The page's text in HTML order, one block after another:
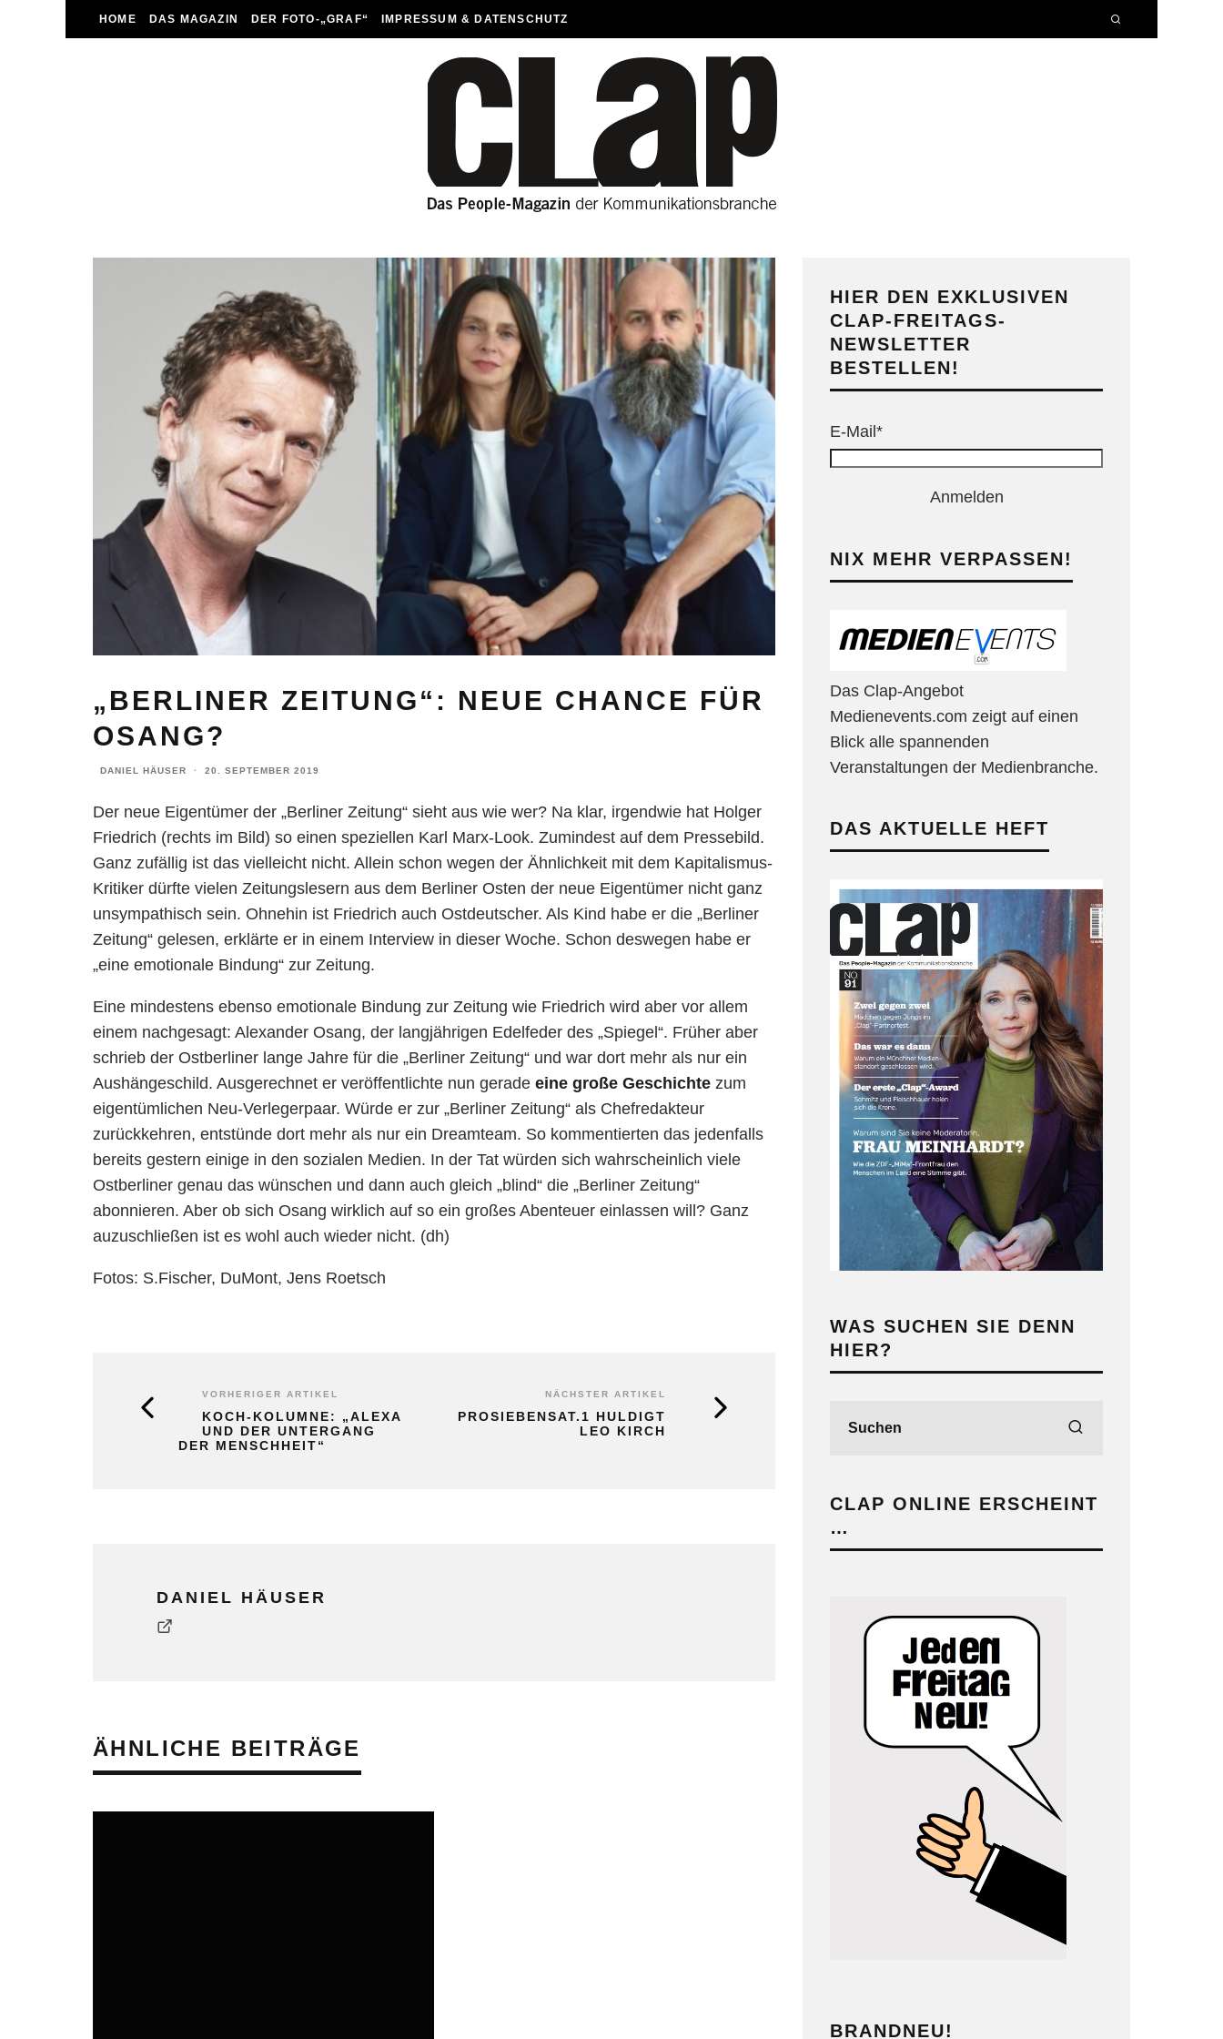
HOME DAS MAGAZIN DER FOTO-„GRAF“ IMPRESSUM & DATENSCHUTZ
„BERLINER ZEITUNG“: NEUE CHANCE FÜR
OSANG?
DANIEL HÄUSER · 20. SEPTEMBER 2019
Der neue Eigentümer der „Berliner Zeitung“ sieht aus wie wer? Na klar, irgendwie hat Holger
Friedrich (rechts im Bild) so einen speziellen Karl Marx-Look. Zumindest auf dem Pressebild.
Ganz zufällig ist das vielleicht nicht. Allein schon wegen der Ähnlichkeit mit dem Kapitalismus-
Kritiker dürfte vielen Zeitungslesern aus dem Berliner Osten der neue Eigentümer nicht ganz
unsympathisch sein. Ohnehin ist Friedrich auch Ostdeutscher. Als Kind habe er die „Berliner
Zeitung“ gelesen, erklärte er in einem Interview in dieser Woche. Schon deswegen habe er
„eine emotionale Bindung“ zur Zeitung.
Eine mindestens ebenso emotionale Bindung zur Zeitung wie Friedrich wird aber vor allem
einem nachgesagt: Alexander Osang, der langjährigen Edelfeder des „Spiegel“. Früher aber
schrieb der Ostberliner lange Jahre für die „Berliner Zeitung“ und war dort mehr als nur ein
Aushängeschild. Ausgerechnet er veröffentlichte nun gerade eine große Geschichte zum
eigentümlichen Neu-Verlegerpaar. Würde er zur „Berliner Zeitung“ als Chefredakteur
zurückkehren, entstünde dort mehr als nur ein Dreamteam. So kommentierten das jedenfalls
bereits gestern einige in den sozialen Medien. In der Tat würden sich wahrscheinlich viele
Ostberliner genau das wünschen und dann auch gleich „blind“ die „Berliner Zeitung“
abonnieren. Aber ob sich Osang wirklich auf so ein großes Abenteuer einlassen will? Ganz
auzuschließen ist es wohl auch wieder nicht. (dh)
Fotos: S.Fischer, DuMont, Jens Roetsch
VORHERIGER ARTIKEL
KOCH-KOLUMNE: „ALEXA
UND DER UNTERGANG
DER MENSCHHEIT“
NÄCHSTER ARTIKEL
PROSIEBENSAT.1 HULDIGT
LEO KIRCH
DANIEL HÄUSER
ÄHNLICHE BEITRÄGE
HIER DEN EXKLUSIVEN
CLAP-FREITAGS-
NEWSLETTER
BESTELLEN!
E-Mail*
Anmelden
NIX MEHR VERPASSEN!
Das Clap-Angebot
Medienevents.com zeigt auf einen
Blick alle spannenden
Veranstaltungen der Medienbranche.
DAS AKTUELLE HEFT
WAS SUCHEN SIE DENN
HIER?
CLAP ONLINE ERSCHEINT
…
BRANDNEU!